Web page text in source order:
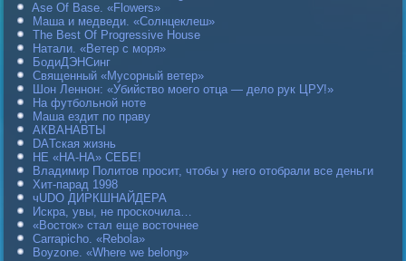
Ase Of Base. «Flowers»
Маша и медведи. «Солнцеклеш»
The Best Of Progressive House
Натали. «Ветер с моря»
БодиДЭНСинг
Священный «Мусорный ветер»
Шон Леннон: «Убийство моего отца — дело рук ЦРУ!»
На футбольной ноте
Маша ездит по праву
АКВАНАВТЫ
DAТская жизнь
НЕ «НА-НА» СЕБЕ!
Владимир Политов просит, чтобы у него отобрали все деньги
Хит-парад 1998
чUDO ДИРКШНАЙДЕРА
Искра, увы, не проскочила…
«Восток» стал еще восточнее
Carraрicho. «Rebola»
Boyzone. «Where we belong»